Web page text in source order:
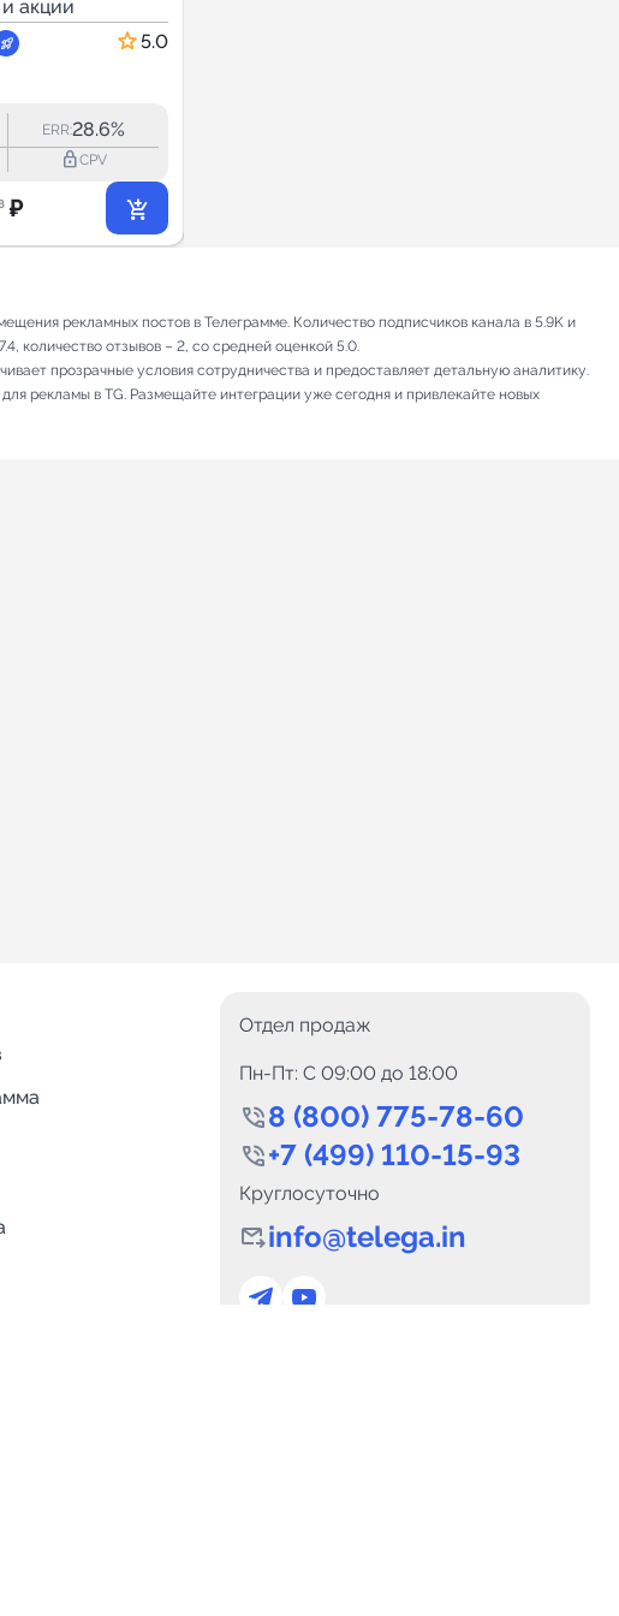
акции
5.0
ERR:28.6%
lock_outlineCPV
₽
рекламных постов в Телеграмме. Количество подписчиков канала в 5.9K и
количество отзывов – 2, со средней оценкой 5.0.
прозрачные условия сотрудничества и предоставляет детальную аналитику.
рекламы в TG. Размещайте интеграции уже сегодня и привлекайте новых
Отдел продаж
Пн-Пт: C 09:00 до 18:00
8 (800) 775-78-60
+7 (499) 110-15-93
Круглосуточно
info@telega.in